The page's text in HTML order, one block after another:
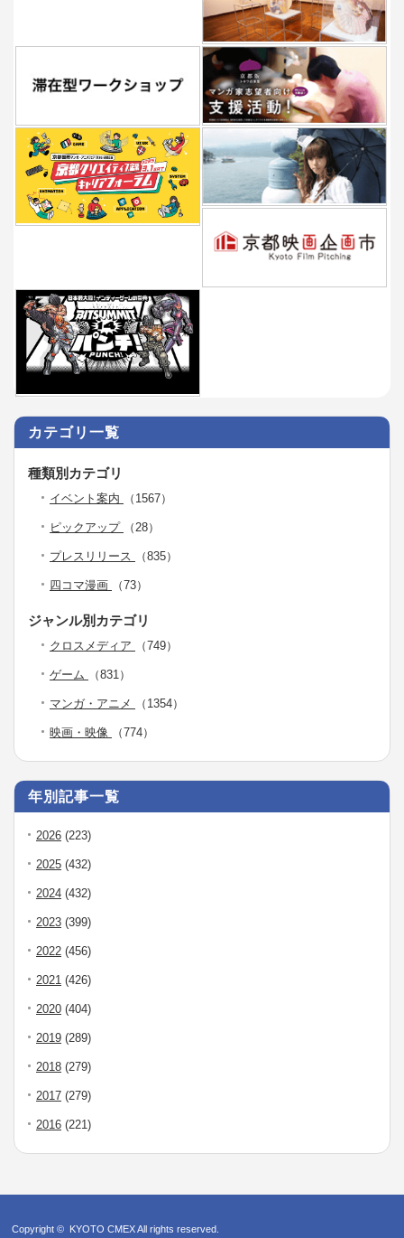
カテゴリ一覧
種類別カテゴリ
イベント案内 （1567）
ピックアップ （28）
プレスリリース （835）
四コマ漫画 （73）
ジャンル別カテゴリ
クロスメディア （749）
ゲーム （831）
マンガ・アニメ （1354）
映画・映像 （774）
年別記事一覧
2026 (223)
2025 (432)
2024 (432)
2023 (399)
2022 (456)
2021 (426)
2020 (404)
2019 (289)
2018 (279)
2017 (279)
2016 (221)
Copyright © KYOTO CMEXAll rights reserved.